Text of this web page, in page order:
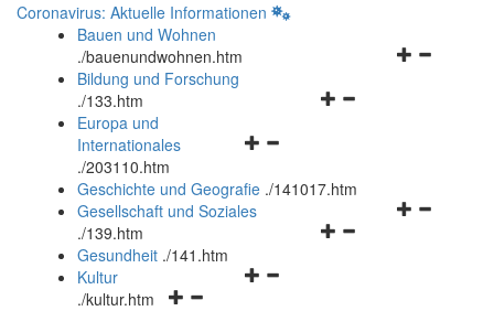
Coronavirus: Aktuelle Informationen
Bauen und Wohnen
./bauenundwohnen.htm
Navigationsmenü
Bildung und Forschung
./133.htm
Navigationsmenü
und
schließen
Europa und
Internationales
./203110.htm
Geschichte und Geografie ./141017.htm
Navigationsmenü
Gesellschaft und Soziales
./139.htm
Navigationsmenü
Gesundheit ./141.htm
Navigationsmenü
Kultur
./kultur.htm